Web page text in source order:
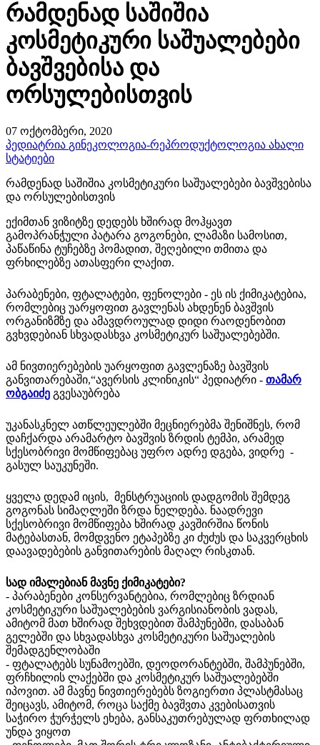
რამდენად საშიშია
კოსმეტიკური საშუალებები
ბავშვებისა და
ორსულებისთვის
07 ოქტომბერი, 2020
პედიატრია გინეკოლოგია-რეპროდუქტოლოგია ახალი
სტატიები
რამდენად საშიშია კოსმეტიკური საშუალებები ბავშვებისა
და ორსულებისთვის
ექიმთან ვიზიტზე დედებს ხშირად მოჰყავთ
გამოპრანჭული პატარა გოგონები, ლამაზი სამოსით,
პაწაწინა ტუჩებზე პომადით, შეღებილი თმითა და
ფრხილებზე ათასფერი ლაქით.
პარაბენები, ფტალატები, ფენოლები - ეს ის ქიმიკატებია,
რომლებიც უარყოფით გავლენას ახდენენ ბავშვის
ორგანიზმზე და ამავდროულად დიდი რაოდენობით
გვხვდებიან სხვადასხვა კოსმეტიკურ საშუალებებში.
ამ ნივთიერებების უარყოფით გავლენაზე ბავშვის
განვითარებაში,“ავერსის კლინიკის“ პედიატრი - თამარ
ობგაიძე გვესაუბრება
უკანასკნელ ათწლეულებში მეცნიერებმა შენიშნეს, რომ
დაჩქარდა არამარტო ბავშვის ზრდის ტემპი, არამედ
სქესობრივი მომწიფებაც უფრო ადრე დგება, ვიდრე -
გასულ საუკუნეში.
ყველა დედამ იცის, მენსტრუაციის დადგომის შემდეგ
გოგონას სიმაღლეში ზრდა ნელდება. ნაადრევი
სქესობრივი მომწიფება ხშირად კავშირშია წონის
მატებასთან, მომდვენო ეტაპებზე კი ძუძუს და საკვერცხის
დაავადებების განვითარების მაღალ რისკთან.
სად იმალებიანმავნე ქიმიკატები?
- პარაბენები კონსერვანტებია, რომლებიც ზრდიან
კოსმეტიკური საშუალებების ვარგისიანობის ვადას,
ამიტომ მათ ხშირად შეხვდებით შამპუნებში, დასაბან
გელებში და სხვადასხვა კოსმეტიკური საშუალების
შემადგენლობაში
- ფტალატებს სუნამოებში, დეოდორანტებში, შამპუნებში,
ფრჩხილის ლაქებში და კოსმეტიკურ საშუალებებში
იპოვით. ამ მავნე ნივთიერებებს ზოგიერთი პლასტმასაც
შეიცავს, ამიტომ, როცა საქმე ბავშვთა კვებისათვის
საჭირო ჭურჭელს ეხება, განსაკუთრებულად ფრთხილად
უნდა ვიყოთ